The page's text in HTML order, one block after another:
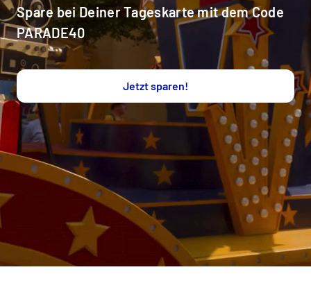
Spare bei Deiner Tageskarte mit dem Code
PARADE40
Jetzt sparen!